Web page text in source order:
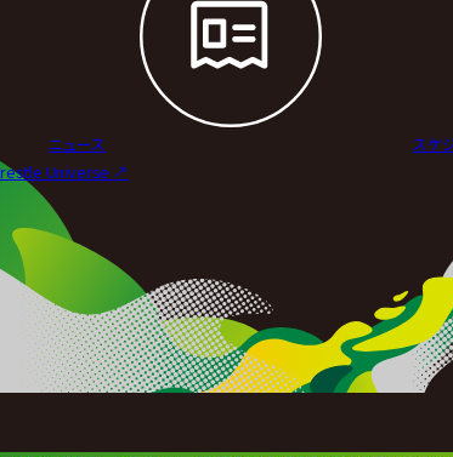
ニュース スケ
Universe ↗︎